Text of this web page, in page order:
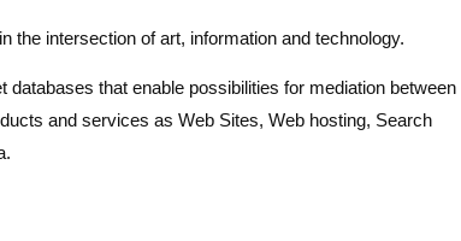
the intersection of art, information and technology.
that enable possibilities for mediation between
and services as Web Sites, Web hosting, Search